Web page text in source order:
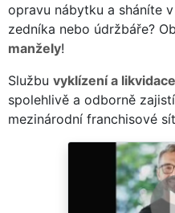
opravu nábytku a sháníte
zedníka nebo údržbáře?
manžely!
Službu vyklízení a
spolehlivě a odborně
mezinárodní franchisové